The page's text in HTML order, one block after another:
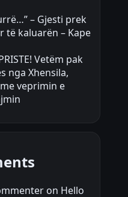
– Gjesti prek
të kaluarën – Kape
Vetëm pak
nga Xhensila,
veprimin e
on Hello